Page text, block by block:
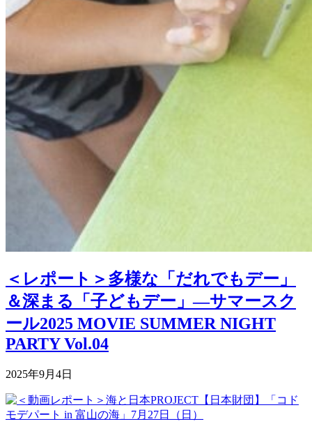
＜レポート＞多様な「だれでもデー」
＆深まる「子どもデー」―サマースク
ール2025 MOVIE SUMMER NIGHT
PARTY Vol.04
2025年9月4日